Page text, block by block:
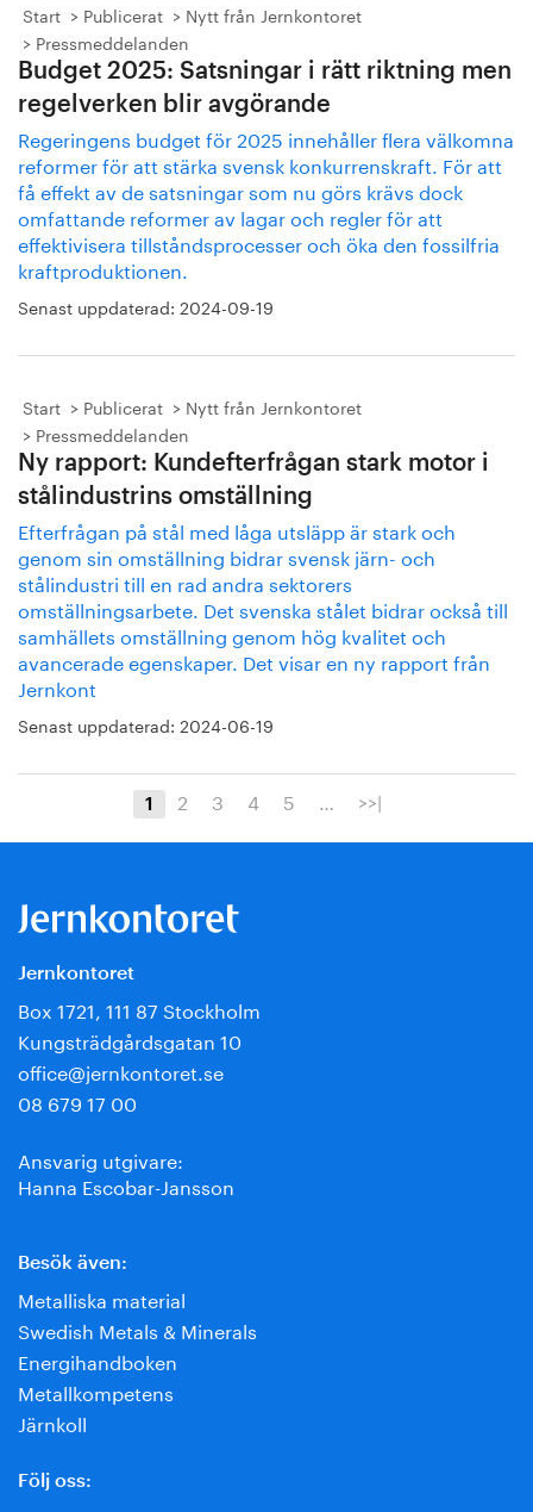
Start Publicerat
Nytt från Jernkontoret
Pressmeddelanden
Budget 2025: Satsningar i rätt riktning men
regelverken blir avgörande
Regeringens budget för 2025 innehåller flera välkomna
reformer för att stärka svensk konkurrenskraft. För att
få effekt av de satsningar som nu görs krävs dock
omfattande reformer av lagar och regler för att
effektivisera tillståndsprocesser och öka den fossilfria
kraftproduktionen.
Senast uppdaterad: 2024-09-19
Start Publicerat
Nytt från Jernkontoret
Pressmeddelanden
Ny rapport: Kundefterfrågan stark motor i
stålindustrins omställning
Efterfrågan på stål med låga utsläpp är stark och
genom sin omställning bidrar svensk järn- och
stålindustri till en rad andra sektorers
omställningsarbete. Det svenska stålet bidrar också till
samhällets omställning genom hög kvalitet och
avancerade egenskaper. Det visar en ny rapport från
Jernkont
Senast uppdaterad: 2024-06-19
1 2 3 4 5 … >>|
Jernkontoret
Box 1721, 111 87 Stockholm
Kungsträdgårdsgatan 10
office@jernkontoret.se
08 679 17 00
Ansvarig utgivare:
Hanna Escobar-Jansson
Besök även:
Metalliska material
Swedish Metals & Minerals
Energihandboken
Metallkompetens
Järnkoll
Följ oss: